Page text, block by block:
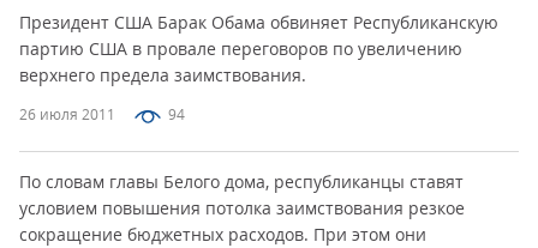
26 июля 2011 94
Президент США Барак Обама обвиняет Республиканскую
партию США в провале переговоров по увеличению
верхнего предела заимствования.
По словам главы Белого дома, республиканцы ставят
условием повышения потолка заимствования резкое
сокращение бюджетных расходов. При этом они